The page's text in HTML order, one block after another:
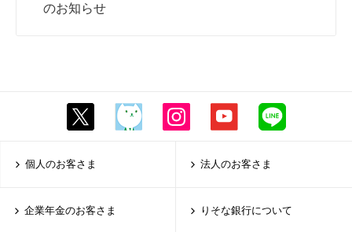
のお知らせ
個人のお客さま 法人のお客さま
企業年金のお客さま りそな銀行について